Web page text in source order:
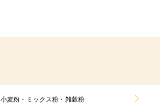
小麦粉・ミックス粉・雑穀粉